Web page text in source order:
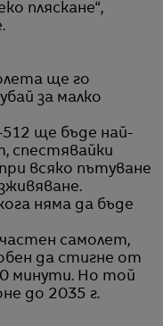
пляскане“,
ще го
за малко
512 ще бъде най-
спестявайки
всяко пътуване
няма да бъде
самолет,
да стигне от
минути. Но той
до 2035 г.